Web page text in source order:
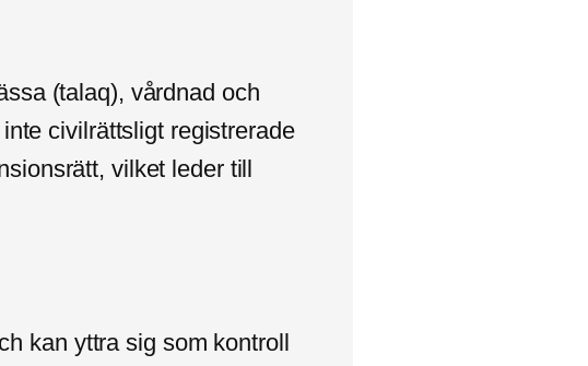
(talaq), vårdnad och
civilrättsligt registrerade
vilket leder till
kan yttra sig som kontroll